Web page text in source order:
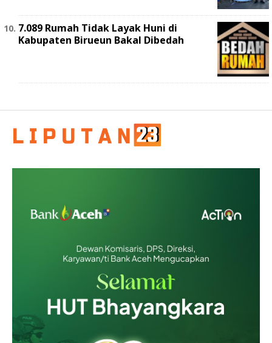
7.089 Rumah Tidak Layak Huni di
Kabupaten Birueun Bakal Dibedah